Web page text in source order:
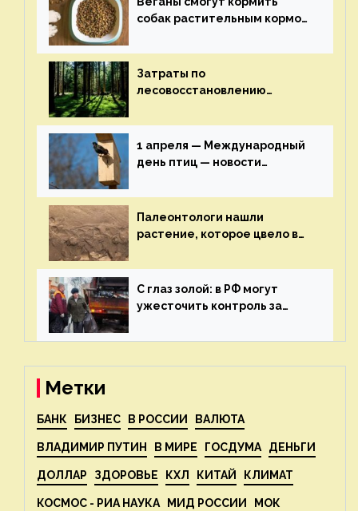
собак растительным кормом
здоровье — новости
экологии на ECOportal
Затраты по
лесовосстановлению
строительства — новости
экологии на ECOportal
1 апреля — Международный
день птиц — новости
Палеонтологи нашли
растение, которое цвело в
экологии на ECOportal
С глаз золой: в РФ могут
ужесточить контроль за
— новости экологии на
Метки
БАНК БИЗНЕС В РОССИИ ВАЛЮТА
ВЛАДИМИР ПУТИН В МИРЕ ГОСДУМА ДЕНЬГИ
ДОЛЛАР ЗДОРОВЬЕ КХЛ КИТАЙ КЛИМАТ
КОСМОС - РИА НАУКА МИД РОССИИ МОК